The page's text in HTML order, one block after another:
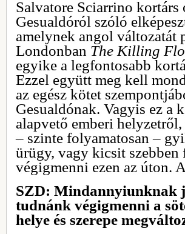
Salvatore Sciarrino kortárs
Gesualdóról szóló
amelynek angol változatát
Londonban The Killing
egyike a legfontosabb
Ezzel együtt meg kell
az egész kötet
Gesualdónak. Vagyis ez a
alapvető emberi
– szinte folyamatosan –
ürügy, vagy kicsit szebben
végigmenni ezen az úton.
SZD: Mindannyiunknak
tudnánk végigmenni a
helye és szerepe